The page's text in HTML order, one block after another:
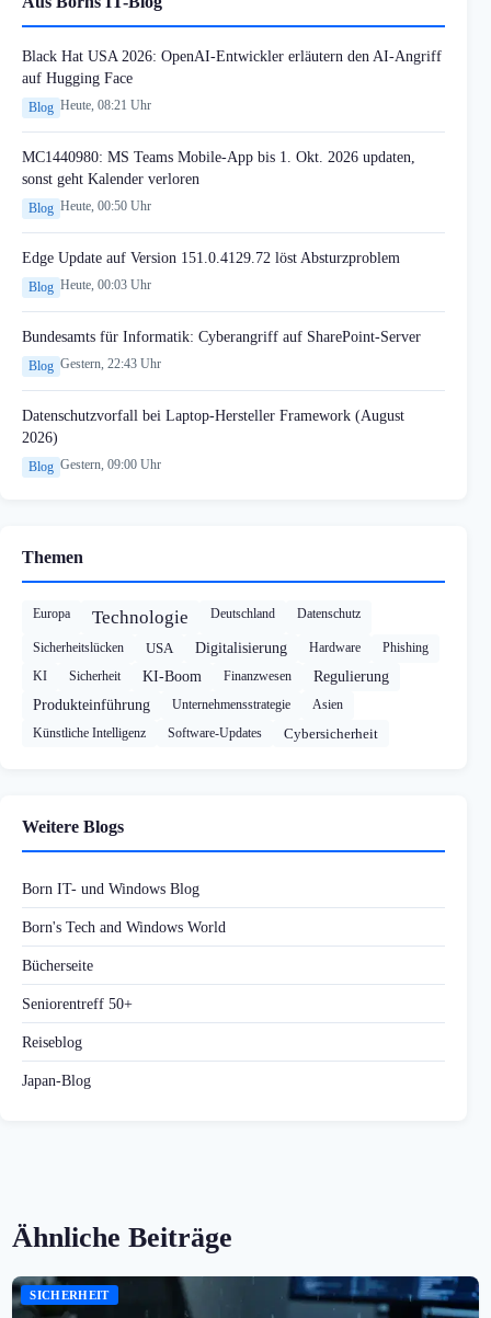
Black Hat USA 2026: OpenAI-Entwickler erläutern den AI-Angriff
auf Hugging Face
Blog Heute, 08:21 Uhr
MC1440980: MS Teams Mobile-App bis 1. Okt. 2026 updaten,
sonst geht Kalender verloren
Blog Heute, 00:50 Uhr
Edge Update auf Version 151.0.4129.72 löst Absturzproblem
Blog Heute, 00:03 Uhr
Bundesamts für Informatik: Cyberangriff auf SharePoint-Server
Blog Gestern, 22:43 Uhr
Datenschutzvorfall bei Laptop-Hersteller Framework (August
2026)
Blog Gestern, 09:00 Uhr
Themen
Europa Technologie Deutschland Datenschutz
Sicherheitslücken USA Digitalisierung Hardware
Phishing
KI
Sicherheit KI-Boom Finanzwesen
Regulierung
Produkteinführung
Unternehmensstrategie
Asien
Künstliche Intelligenz
Software-Updates Cybersicherheit
Weitere Blogs
Born IT- und Windows Blog
Born's Tech and Windows World
Bücherseite
Seniorentreff 50+
Reiseblog
Japan-Blog
Ähnliche Beiträge
SICHERHEIT